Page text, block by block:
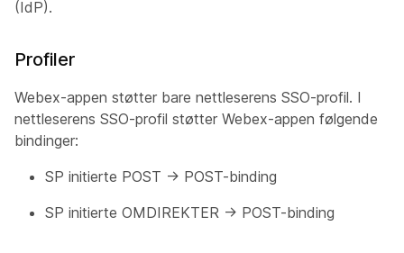
(IdP).
Profiler
Webex-appen støtter bare nettleserens SSO-profil. I
nettleserens SSO-profil støtter Webex-appen følgende
bindinger:
SP initierte POST -> POST-binding
SP initierte OMDIREKTER -> POST-binding